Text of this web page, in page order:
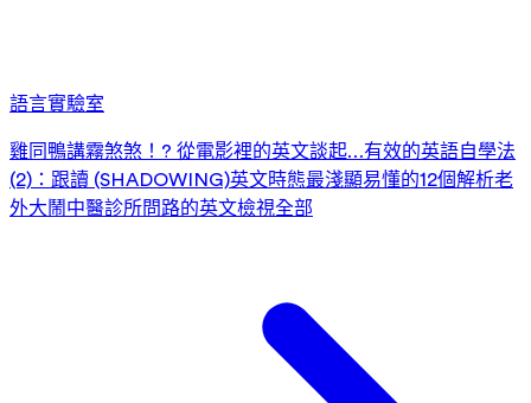
語言實驗室
雞同鴨講霧煞煞！? 從電影裡的英文談起…有效的英語自學法
(2)：跟讀 (SHADOWING)英文時態最淺顯易懂的12個解析老
外大鬧中醫診所問路的英文檢視全部